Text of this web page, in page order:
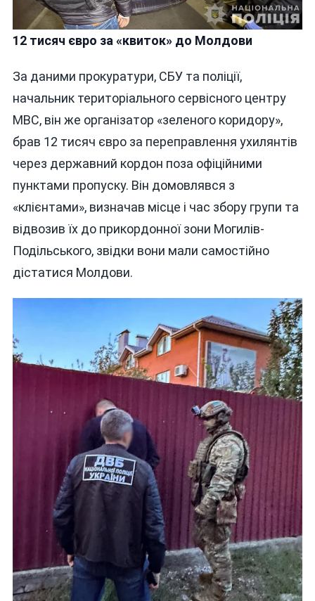
12 тисяч євро за «квиток» до Молдови
За даними прокуратури, СБУ та поліції,
начальник територіального сервісного центру
МВС, він же організатор «зеленого коридору»,
брав 12 тисяч євро за переправлення ухилянтів
через державний кордон поза офіційними
пунктами пропуску. Він домовлявся з
«клієнтами», визначав місце і час збору групи та
відвозив їх до прикордонної зони Могилів-
Подільського, звідки вони мали самостійно
дістатися Молдови.